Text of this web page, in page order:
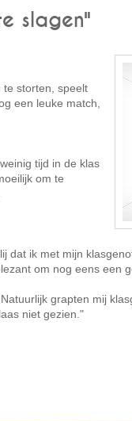
slagen"
te storten, speelt
een leuke match,
tijd in de klas
om te
dat ik met mijn
om nog eens een
grapten mij
niet gezien."